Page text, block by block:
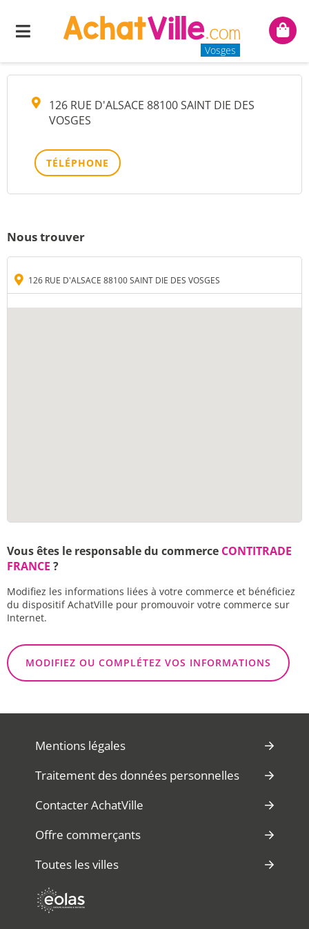
Menu
Vosges
Mon
CONTITRADE FRANCE
126 RUE D'ALSACE 88100 SAINT DIE DES
VOSGES
TÉLÉPHONE
Nous trouver
126 RUE D'ALSACE 88100 SAINT DIE DES VOSGES
Vous êtes le responsable du commerce CONTITRADE
FRANCE ?
Modifiez les informations liées à votre commerce et bénéficiez
du dispositif AchatVille pour promouvoir votre commerce sur
Internet.
MODIFIEZ OU COMPLÉTEZ VOS INFORMATIONS
Mentions légales
Traitement des données personnelles
Contacter AchatVille
Offre commerçants
Toutes les villes